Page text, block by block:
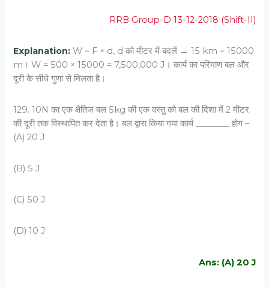
RRB Group-D 13-12-2018 (Shift-II)
Explanation: W = F × d, d को मीटर में बदलें → 15 km = 15000
m। W = 500 × 15000 = 7,500,000 J। कार्य का परिमाण बल और
दूरी के सीधे गुणा से मिलता है।
129. 10N का एक क्षैतिज बल 5kg की एक वस्तु को बल की दिशा में 2 मीटर
की दूरी तक विस्‍थापित कर देता है। बल द्वारा किया गया कार्य ________ होग –
(A) 20 J
(B) 5 J
(C) 50 J
(D) 10 J
Ans: (A) 20 J